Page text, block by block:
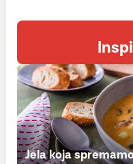
Jela koja